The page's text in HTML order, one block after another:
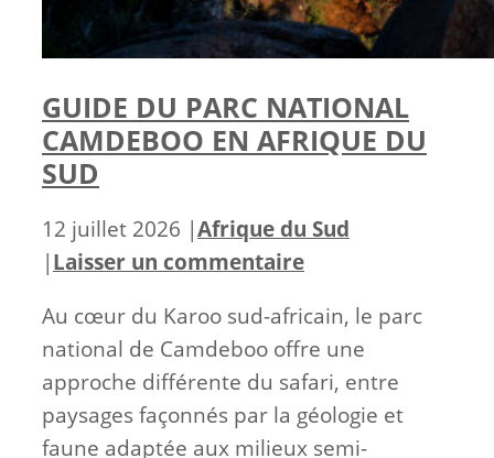
GUIDE DU PARC NATIONAL
CAMDEBOO EN AFRIQUE DU
SUD
12 juillet 2026 |Catégories
Afrique du Sud
|Laisser un commentaire
Au cœur du Karoo sud-africain, le parc
national de Camdeboo offre une
approche différente du safari, entre
paysages façonnés par la géologie et
faune adaptée aux milieux semi-